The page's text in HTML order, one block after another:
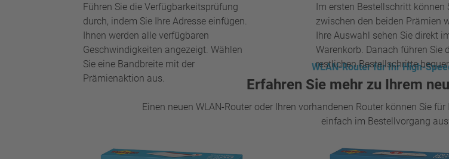
Führen Sie die Verfügbarkeitsprüfung
durch, indem Sie Ihre Adresse einfügen.
Ihnen werden alle verfügbaren
Geschwindigkeiten angezeigt. Wählen
Sie eine Bandbreite mit der
Prämienaktion aus.
Im ersten Bestellschritt können
zwischen den beiden Prämien
Ihre Auswahl sehen Sie direkt
Warenkorb. Danach führen Sie
restlichen Bestellschritte
WLAN-Router für Ihr High-
Erfahren Sie mehr zu Ihrem
Einen neuen WLAN-Router oder Ihren vorhandenen Router können Sie
einfach im Bestellvorgang